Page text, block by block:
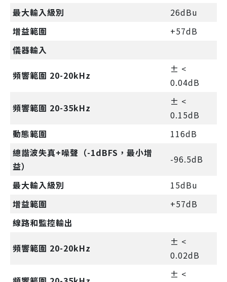
最大輸入級別
26dBu
增益範圍
+57dB
儀器輸入
頻響範圍 20-20kHz
± <
0.04dB
頻響範圍 20-35kHz
± <
0.15dB
動態範圍
116dB
總諧波失真+噪聲（-1dBFS，最小增
益）
-96.5dB
最大輸入級別
15dBu
增益範圍
+57dB
線路和監控輸出
頻響範圍 20-20kHz
± <
0.02dB
± <